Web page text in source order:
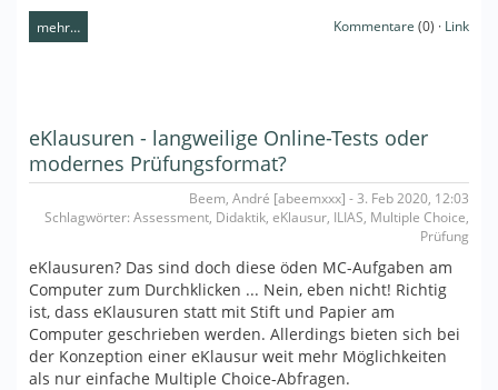
mehr… Kommentare (0) · Link
eKlausuren - langweilige Online-Tests oder
modernes Prüfungsformat?
Beem, André [abeemxxx] - 3. Feb 2020, 12:03
Schlagwörter: Assessment, Didaktik, eKlausur, ILIAS, Multiple Choice,
Prüfung
eKlausuren? Das sind doch diese öden MC-Aufgaben am
Computer zum Durchklicken ... Nein, eben nicht! Richtig
ist, dass eKlausuren statt mit Stift und Papier am
Computer geschrieben werden. Allerdings bieten sich bei
der Konzeption einer eKlausur weit mehr Möglichkeiten
als nur einfache Multiple Choice-Abfragen.